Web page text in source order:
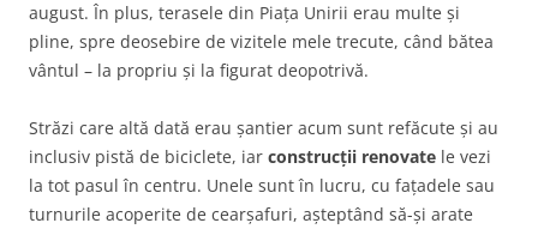
august. În plus, terasele din Piața Unirii erau multe și
pline, spre deosebire de vizitele mele trecute, când bătea
vântul – la propriu și la figurat deopotrivă.
Străzi care altă dată erau șantier acum sunt refăcute și au
inclusiv pistă de biciclete, iar construcții renovate le vezi
la tot pasul în centru. Unele sunt în lucru, cu fațadele sau
turnurile acoperite de cearșafuri, așteptând să-și arate